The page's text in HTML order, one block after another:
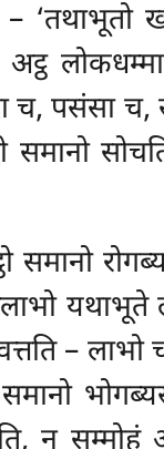
‘तथाभूतो
च, पसंसा
समानो
समानो
यथाभूते
–